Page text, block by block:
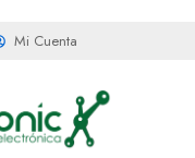
Mi Cuenta